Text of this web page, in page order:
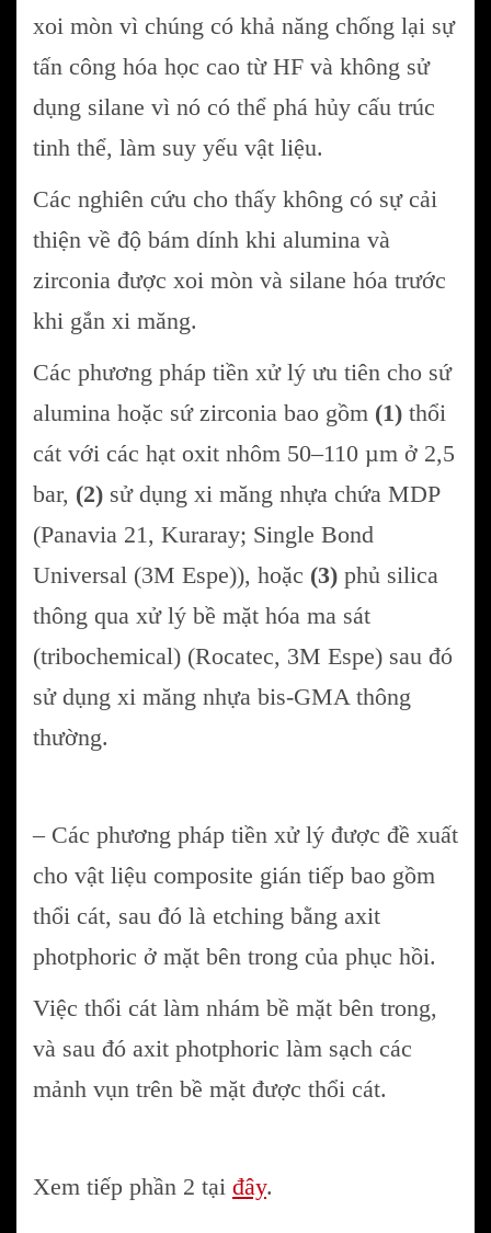
xoi mòn vì chúng có khả năng chống lại sự
tấn công hóa học cao từ HF và không sử
dụng silane vì nó có thể phá hủy cấu trúc
tinh thể, làm suy yếu vật liệu.
Các nghiên cứu cho thấy không có sự cải
thiện về độ bám dính khi alumina và
zirconia được xoi mòn và silane hóa trước
khi gắn xi măng.
Các phương pháp tiền xử lý ưu tiên cho sứ
alumina hoặc sứ zirconia bao gồm (1) thổi
cát với các hạt oxit nhôm 50–110 µm ở 2,5
bar, (2) sử dụng xi măng nhựa chứa MDP
(Panavia 21, Kuraray; Single Bond
Universal (3M Espe)), hoặc (3) phủ silica
thông qua xử lý bề mặt hóa ma sát
(tribochemical) (Rocatec, 3M Espe) sau đó
sử dụng xi măng nhựa bis-GMA thông
thường.
– Các phương pháp tiền xử lý được đề xuất
cho vật liệu composite gián tiếp bao gồm
thổi cát, sau đó là etching bằng axit
photphoric ở mặt bên trong của phục hồi.
Việc thổi cát làm nhám bề mặt bên trong,
và sau đó axit photphoric làm sạch các
mảnh vụn trên bề mặt được thổi cát.
Xem tiếp phần 2 tại đây.